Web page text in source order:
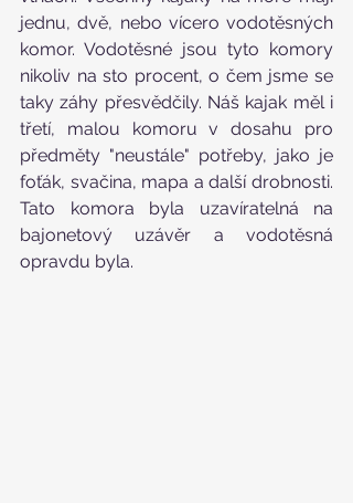
jednu, dvě, nebo vícero vodotěsných
komor. Vodotěsné jsou tyto komory
nikoliv na sto procent, o čem jsme se
taky záhy přesvědčily. Náš kajak měl i
třetí, malou komoru v dosahu pro
předměty "neustále" potřeby, jako je
foťák, svačina, mapa a další drobnosti.
Tato komora byla uzavíratelná na
bajonetový uzávěr a vodotěsná
opravdu byla.